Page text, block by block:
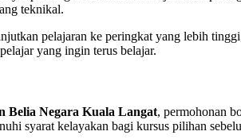
teknikal.
pelajaran ke peringkat yang lebih
yang ingin terus belajar.
Belia Negara Kuala Langat, permohonan
syarat kelayakan bagi kursus pilihan